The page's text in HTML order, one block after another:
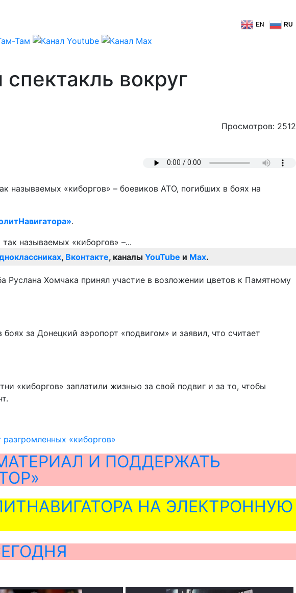
EN RU
вокруг
Просмотров: 2512
называемых «киборгов» – боевиков АТО, погибших в боях на
.
, Вконтакте, каналы YouTube и Max.
Хомчака принял участие в возложении цветов к Памятному
за Донецкий аэропорт «подвигом» и заявил, что считает
«киборгов» заплатили жизнью за свой подвиг и за то, чтобы
«киборгов»
И ПОДДЕРЖАТЬ
НА ЭЛЕКТРОННУЮ